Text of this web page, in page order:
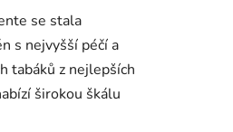
se stala
s nejvyšší péčí a
tabáků z nejlepších
širokou škálu